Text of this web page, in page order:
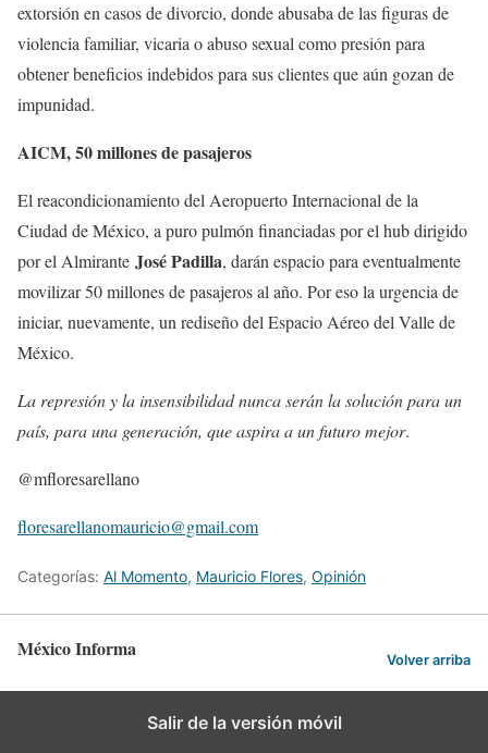
extorsión en casos de divorcio, donde abusaba de las figuras de
violencia familiar, vicaria o abuso sexual como presión para
obtener beneficios indebidos para sus clientes que aún gozan de
impunidad.
AICM, 50 millones de pasajeros
El reacondicionamiento del Aeropuerto Internacional de la
Ciudad de México, a puro pulmón financiadas por el hub dirigido
por el Almirante José Padilla, darán espacio para eventualmente
movilizar 50 millones de pasajeros al año. Por eso la urgencia de
iniciar, nuevamente, un rediseño del Espacio Aéreo del Valle de
México.
La represión y la insensibilidad nunca serán la solución para un
país, para una generación, que aspira a un futuro mejor.
@mfloresarellano
floresarellanomauricio@gmail.com
Categorías: Al Momento, Mauricio Flores, Opinión
México Informa Volver arriba
Salir de la versión móvil